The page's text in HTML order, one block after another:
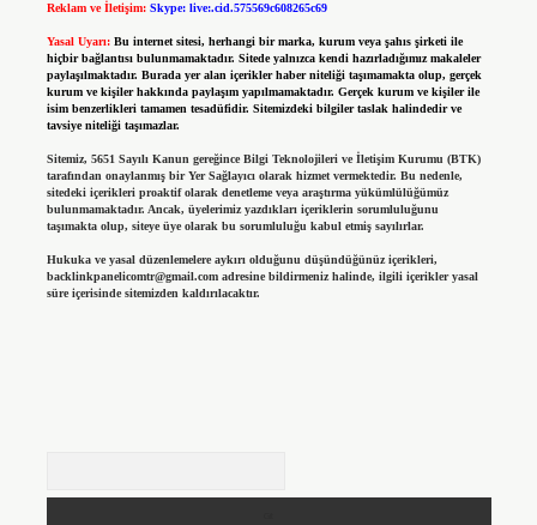
Reklam ve İletişim: Skype: live:.cid.575569c608265c69
Yasal Uyarı: Bu internet sitesi, herhangi bir marka, kurum veya şahıs şirketi ile
hiçbir bağlantısı bulunmamaktadır. Sitede yalnızca kendi hazırladığımız makaleler
paylaşılmaktadır. Burada yer alan içerikler haber niteliği taşımamakta olup, gerçek
kurum ve kişiler hakkında paylaşım yapılmamaktadır. Gerçek kurum ve kişiler ile
isim benzerlikleri tamamen tesadüfidir. Sitemizdeki bilgiler taslak halindedir ve
tavsiye niteliği taşımazlar.
Sitemiz, 5651 Sayılı Kanun gereğince Bilgi Teknolojileri ve İletişim Kurumu (BTK)
tarafından onaylanmış bir Yer Sağlayıcı olarak hizmet vermektedir. Bu nedenle,
sitedeki içerikleri proaktif olarak denetleme veya araştırma yükümlülüğümüz
bulunmamaktadır. Ancak, üyelerimiz yazdıkları içeriklerin sorumluluğunu
taşımakta olup, siteye üye olarak bu sorumluluğu kabul etmiş sayılırlar.
Hukuka ve yasal düzenlemelere aykırı olduğunu düşündüğünüz içerikleri,
backlinkpanelicomtr@gmail.comadresine bildirmeniz halinde, ilgili içerikler yasal
süre içerisinde sitemizden kaldırılacaktır.